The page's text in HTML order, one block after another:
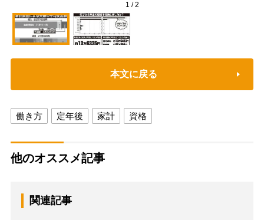
1 /2
本文に戻る
働き方 定年後 家計 資格
他のオススメ記事
関連記事